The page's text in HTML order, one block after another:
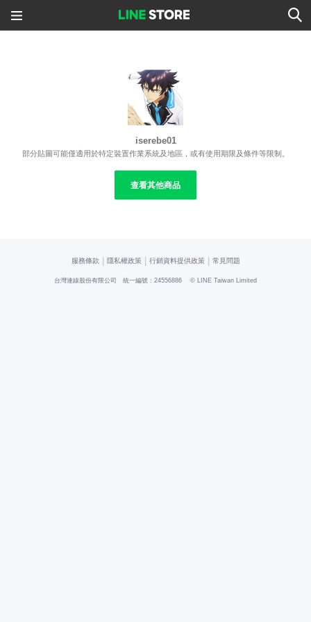
iserebe01
部分貼圖可能僅適用於特定裝置作業系統及地區，或有使用期限及條件等限制。
查看其他商品
服務條款 隱私權政策 行銷資料提供政策 常見問題
台灣連線股份有限公司 統一編號：24556886 © LINE Taiwan Limited